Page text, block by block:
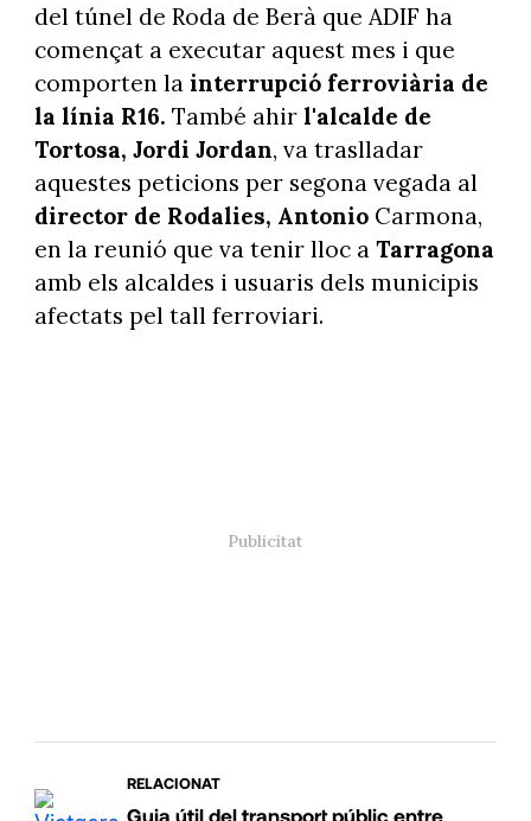
del túnel de Roda de Berà que ADIF ha
començat a executar aquest mes i que
comporten la interrupció ferroviària de
la línia R16. També ahir l'alcalde de
Tortosa, Jordi Jordan, va traslladar
aquestes peticions per segona vegada al
director de Rodalies, AntonioCarmona,
en la reunió que va tenir lloc a Tarragona
amb els alcaldes i usuaris dels municipis
afectats pel tall ferroviari.
RELACIONAT
Guia útil del transport públic entre